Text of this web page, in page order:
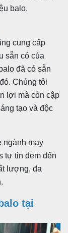
balo.
cung cấp
sẵn có của
đã có sẵn
Chúng tôi
lợi mà còn cập
tạo và độc
ngành may
tự tin đem đến
lượng, đa
tại